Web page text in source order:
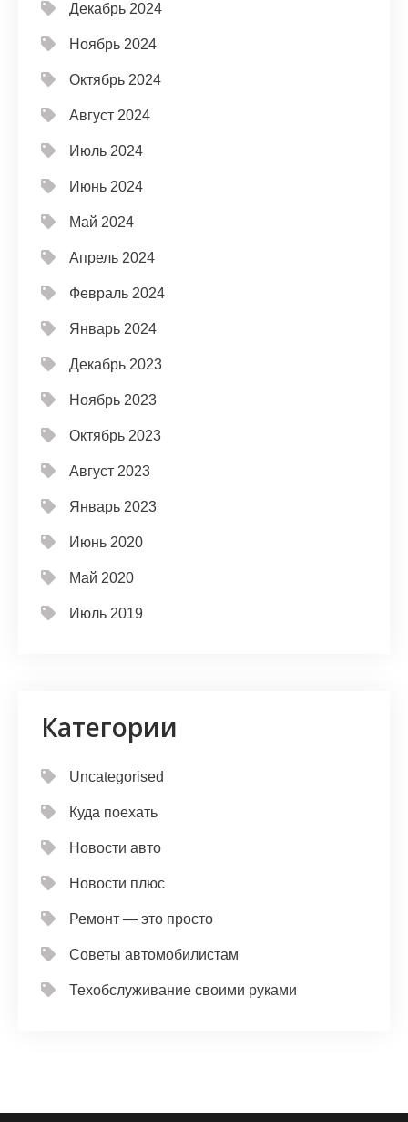
Декабрь 2024
Ноябрь 2024
Октябрь 2024
Август 2024
Июль 2024
Июнь 2024
Май 2024
Апрель 2024
Февраль 2024
Январь 2024
Декабрь 2023
Ноябрь 2023
Октябрь 2023
Август 2023
Январь 2023
Июнь 2020
Май 2020
Июль 2019
Категории
Uncategorised
Куда поехать
Новости авто
Новости плюс
Ремонт — это просто
Советы автомобилистам
Техобслуживание своими руками